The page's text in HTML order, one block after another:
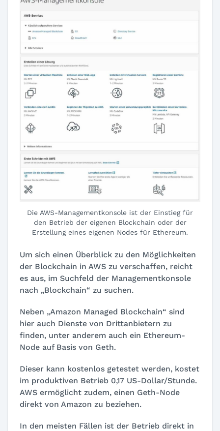
Die AWS-Managementkonsole ist der Einstieg für
den Betrieb der eigenen Blockchain oder der
Erstellung eines eigenen Nodes für Ethereum.
Um sich einen Überblick zu den Möglichkeiten
der Blockchain in AWS zu verschaffen, reicht
es aus, im Suchfeld der Managementkonsole
nach „Blockchain“ zu suchen.
Neben „Amazon Managed Blockchain“ sind
hier auch Dienste von Drittanbietern zu
finden, unter anderem auch ein Ethereum-
Node auf Basis von Geth.
Dieser kann kostenlos getestet werden, kostet
im produktiven Betrieb 0,17 US-Dollar/Stunde.
AWS ermöglicht zudem, einen Geth-Node
direkt von Amazon zu beziehen.
In den meisten Fällen ist der Betrieb direkt in